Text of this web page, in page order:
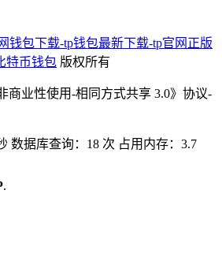
钱包下载-tp钱包最新下载-tp官网正版
特币钱包 版权所有
商业性使用-相同方式共享 3.0》协议-
数据库查询：18 次 占用内存：3.7
.